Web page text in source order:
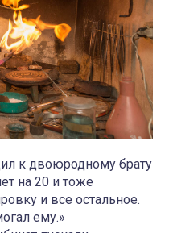
к двоюродному брату
на 20 и тоже
и все остальное.
ему.»